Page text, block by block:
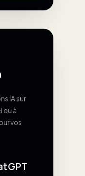
IA sur
ou à
vos